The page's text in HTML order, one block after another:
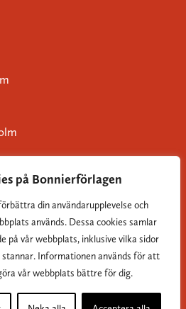
på Bonnierförlagen
din användarupplevelse och
används. Dessa cookies samlar
på vår webbplats, inklusive vilka sidor
stannar. Informationen används för att
vår webbplats bättre för dig.
Cookies